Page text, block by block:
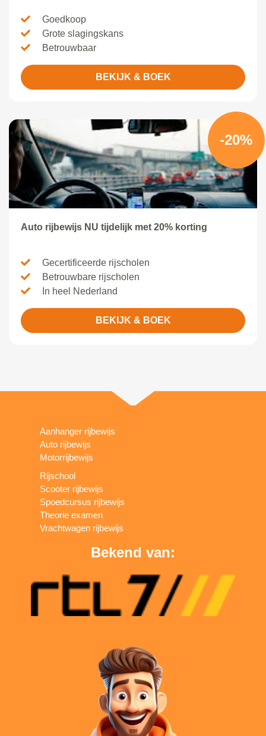
Goedkoop
Grote slagingskans
Betrouwbaar
BEKIJK & BOEK
-20%
Auto rijbewijs NU tijdelijk met 20% korting
Gecertificeerde rijscholen
Betrouwbare rijscholen
In heel Nederland
BEKIJK & BOEK
Aanhanger rijbewijs
Auto rijbewijs
Motorrijbewijs
Rijschool
Scooter rijbewijs
Spoedcursus rijbewijs
Theorie examen
Vrachtwagen rijbewijs
Bekend van: